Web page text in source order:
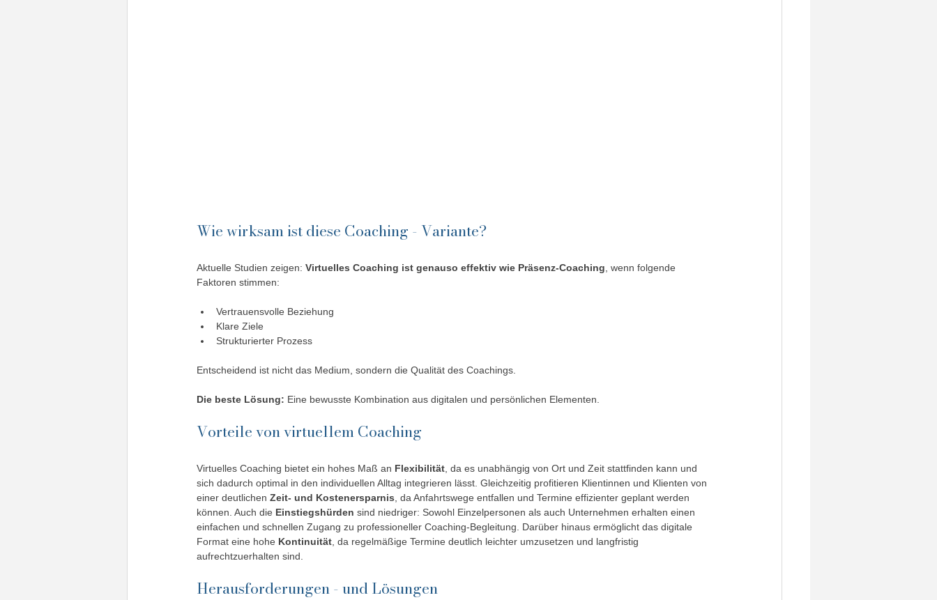
Wie wirksam ist diese Coaching - Variante?
Aktuelle Studien zeigen: Virtuelles Coaching ist genauso effektiv wie Präsenz-Coaching, wenn folgende
Faktoren stimmen:
Vertrauensvolle Beziehung
Klare Ziele
Strukturierter Prozess
Entscheidend ist nicht das Medium, sondern die Qualität des Coachings.
Die beste Lösung: Eine bewusste Kombination aus digitalen und persönlichen Elementen.
Vorteile von virtuellem Coaching
Virtuelles Coaching bietet ein hohes Maß an Flexibilität, da es unabhängig von Ort und Zeit stattfinden kann und
sich dadurch optimal in den individuellen Alltag integrieren lässt. Gleichzeitig profitieren Klientinnen und Klienten von
einer deutlichen Zeit- und Kostenersparnis, da Anfahrtswege entfallen und Termine effizienter geplant werden
können. Auch die Einstiegshürden sind niedriger: Sowohl Einzelpersonen als auch Unternehmen erhalten einen
einfachen und schnellen Zugang zu professioneller Coaching-Begleitung. Darüber hinaus ermöglicht das digitale
Format eine hohe Kontinuität, da regelmäßige Termine deutlich leichter umzusetzen und langfristig
aufrechtzuerhalten sind.
Herausforderungen - und Lösungen